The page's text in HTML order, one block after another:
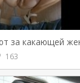
163